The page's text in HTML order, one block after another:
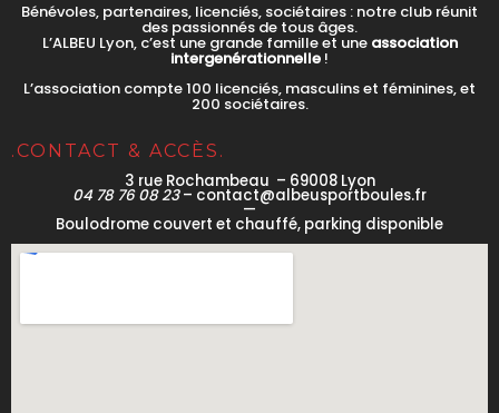
Bénévoles, partenaires, licenciés, sociétaires : notre club réunit
des passionnés de tous âges.
L’ALBEU Lyon, c’est une grande famille et une association
intergenérationnelle !
L’association compte 100 licenciés, masculins et féminines, et
200 sociétaires.
.CONTACT & ACCÈS.
3 rue Rochambeau – 69008 Lyon
04 78 76 08 23– contact@albeusportboules.fr
—
Boulodrome couvert et chauffé, parking disponible